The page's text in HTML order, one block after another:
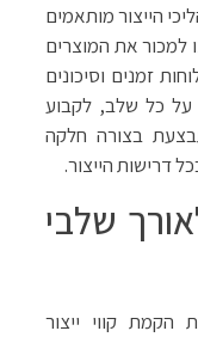
הייצור מותאמים
למכור את המוצרים
זמנים וסיכונים
על כל שלב, לקבוע
בצורה חלקה
דרישות הייצור.
שלבי
קווי ייצור